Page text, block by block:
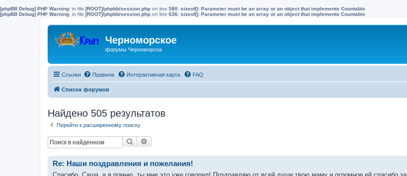
[phpBB Debug] PHP Warning: in file [ROOT]/phpbb/session.php on line 580: sizeof(): Parameter must be an array or an object that implements Countable
[phpBB Debug] PHP Warning: in file [ROOT]/phpbb/session.php on line 636: sizeof(): Parameter must be an array or an object that implements Countable
Черноморское
форумы Черноморска
Ссылки Правила Интерактивная карта FAQ
Список форумов
Найдено 505 результатов
Перейти к расширенному поиску
Поиск
Re: Наши поздравления и пожелания!
Спасибо, Саша, а я помню, ты мне это уже говорил! Поздравляю от всей души твою маму и огромное ей спасибо за